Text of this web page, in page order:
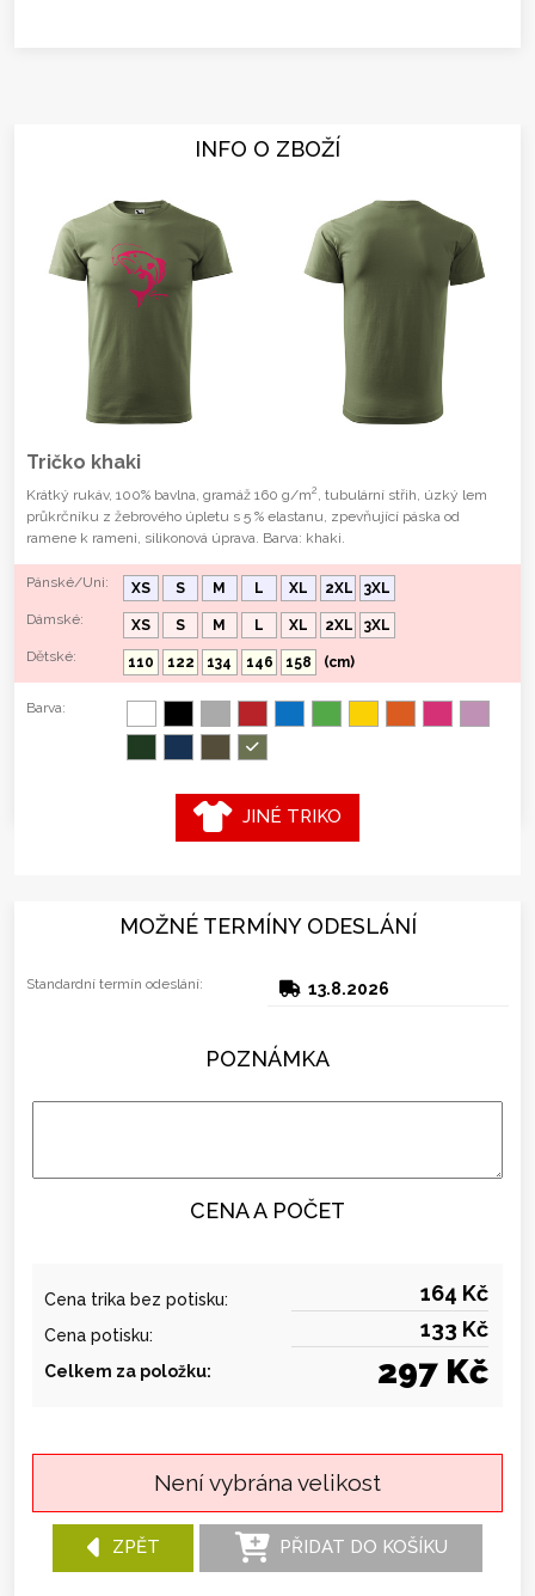
INFO O ZBOŽÍ
Tričko khaki
Krátký rukáv, 100% bavlna, gramáž 160 g/m2
, tubulární střih, úzký lem
průkrčníku z žebrového úpletu s 5 % elastanu, zpevňující páska od
ramene k rameni, silikonová úprava. Barva: khaki.
Pánské/Uni: XS S M L XL 2XL
3XL
Dámské:
XS S M L XL 2XL
3XL
Dětské:
110 122 134 146 158 (cm)
Barva:
JINÉ TRIKO
MOŽNÉ TERMÍNY ODESLÁNÍ
Standardní termín odeslání: 13.8.2026
POZNÁMKA
CENA A POČET
Cena trika bez potisku: 164 Kč
Cena potisku: 133 Kč
Celkem za položku: 297 Kč
Není vybrána velikost
ZPĚT PŘIDAT DO KOŠÍKU